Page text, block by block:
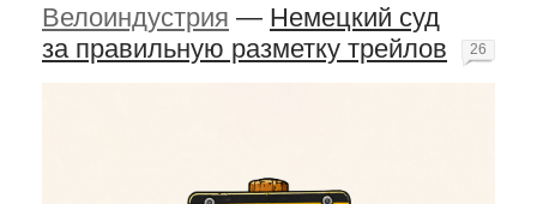
Велоиндустрия — Немецкий суд
за правильную разметку трейлов
26